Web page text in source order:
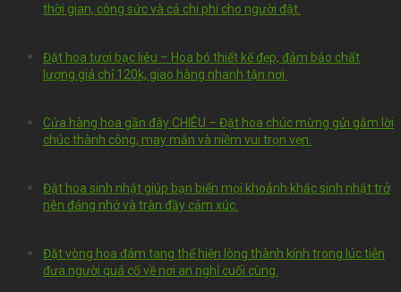
thời gian, công sức và cả chi phí cho người đặt.
Đặt hoa tươi bạc liêu – Hoa bó thiết kế đẹp, đảm bảo chất
lượng giá chỉ 120k, giao hàng nhanh tận nơi.
Cửa hàng hoa gần đây CHIÊU – Đặt hoa chúc mừng gửi gắm lời
chúc thành công, may mắn và niềm vui trọn vẹn.
Đặt hoa sinh nhật giúp bạn biến mọi khoảnh khắc sinh nhật trở
nên đáng nhớ và tràn đầy cảm xúc.
Đặt vòng hoa đám tang thể hiện lòng thành kính trong lúc tiễn
đưa người quá cố về nơi an nghỉ cuối cùng.